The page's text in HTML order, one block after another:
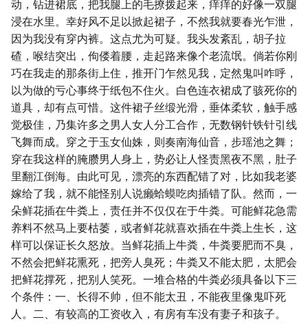
动，钻进裙底，把我腿上的毛撩拨起来，痒痒的好像一双腿
浸在水里。幸好风不足以掀起裙子，不然我就要春光乍泄，
因为我没有穿内裤。这点尤为可疑。我头发紊乱，胡子拉
碴，喉结突出，佝偻着腰，走起路来像个老流氓。倘若你刚
巧在我走的那条街上住，推开门乍然见我，定然鬼叫咋呼，
以为做的亏心事终于纸包不住火。白色连衣裙成了骇死你的
道具，却有点可惜。这件裙子丝缎光滑，垂体柔软，触手感
觉极佳，乃集许多之男人女人分工合作，无数钢针铁针引线
飞舞而成。穿之于玉女仙姝，则奏南海仙音，步瑶池之舞；
穿在我这样的腌臜男人身上，势必让人怪责黑夜不黑，肚子
里翻江倒海。由此可见，漂亮的东西配错了对，比如我老婆
嫁给了我，就不能怪别人说癞蛤蟆吃肉插错了队。然而，一
朵鲜花插在牛粪上，责任并不仅仅在于牛粪。可能鲜花急需
养料不然马上要枯萎，或者鲜花就喜欢插在牛粪上生长，这
样可以保证长久怒放。当鲜花插上牛粪，牛粪要肥而不臭，
不然会把鲜花熏死，把旁人臭死；牛粪又不能太肥，太肥会
把鲜花撑死，把别人笑死。一堆合格的牛粪必须具备以下三
个条件：一、长得不帅，但不能太丑，不能夜里像鬼吓死
人。二、有较高的工资收入，有房有车没有妻子和孩子。